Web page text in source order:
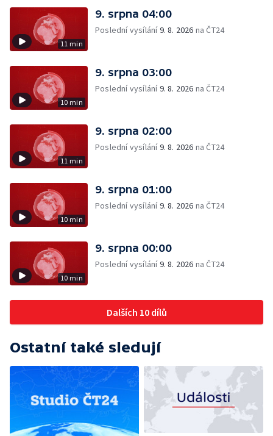
11 min
9. srpna 04:00
Poslední vysílání9. 8. 2026 na ČT24
10 min
9. srpna 03:00
Poslední vysílání9. 8. 2026 na ČT24
11 min
9. srpna 02:00
Poslední vysílání9. 8. 2026 na ČT24
10 min
9. srpna 01:00
Poslední vysílání9. 8. 2026 na ČT24
10 min
9. srpna 00:00
Poslední vysílání9. 8. 2026 na ČT24
Dalších 10 dílů
Ostatní také sledují